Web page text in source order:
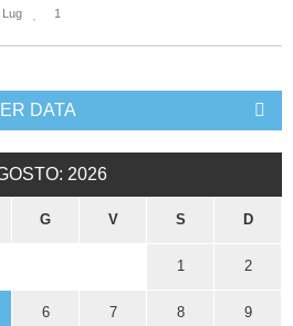
Lug 1
DATA
2026
G V S D
1 2
6 7 8 9